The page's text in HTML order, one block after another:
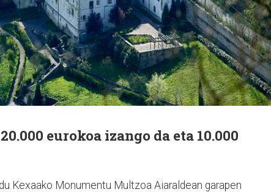
eurokoa izango da eta 10.000
Kexaako Monumentu Multzoa Aiaraldean garapen